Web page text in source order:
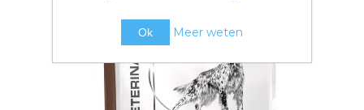
Ok Meer weten